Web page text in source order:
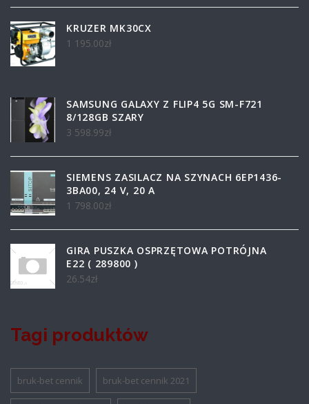
KRUZER MK30CX
1 195.00zł
SAMSUNG GALAXY Z FLIP4 5G SM-F721
8/128GB SZARY
3 598.99zł
SIEMENS ZASILACZ NA SZYNACH 6EP1436-
3BA00, 24 V, 20 A
1 798.00zł
GIRA PUSZKA OSPRZĘTOWA POTRÓJNA
E22 ( 289800 )
26.54zł
Tagi produktów
bruk-bet cennik bruk-bet cennik 2021